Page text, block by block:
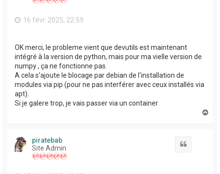
16 févr. 2025, 22:59
OK merci, le probleme vient que devutils est maintenant
intégré à la version de python, mais pour ma vielle version de
numpy , ça ne fonctionne pas.
A cela s'ajoute le blocage par debian de l'installation de
modules via pip (pour ne pas interférer avec ceux installés via
apt).
Si je galere trop, je vais passer via un container
piratebab
Site Admin